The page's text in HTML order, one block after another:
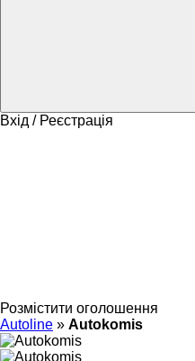
Вхід / Реєстрація
Розмістити оголошення
Autoline » Autokomis